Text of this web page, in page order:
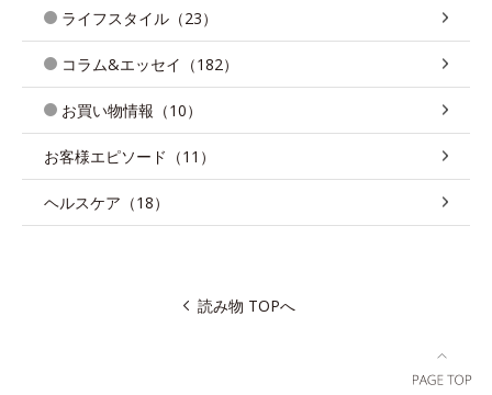
ライフスタイル（23）
コラム&エッセイ（182）
お買い物情報（10）
お客様エピソード（11）
ヘルスケア（18）
読み物 TOPへ